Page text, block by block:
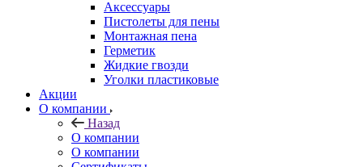
Аксессуары
Пистолеты для пены
Монтажная пена
Герметик
Жидкие гвозди
Уголки пластиковые
Акции
О компании
Назад
О компании
О компании